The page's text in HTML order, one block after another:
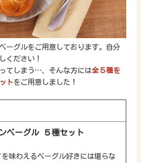
ーグルをご用意しております。自分
ください！
てしまう…、そんな方には全５種を
トをご用意しました！
ベーグル ５種セット
味わえるベーグル好きには堪らな